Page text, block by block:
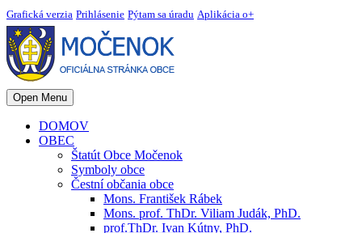
Grafická verzia Prihlásenie Pýtam sa úradu Aplikácia o+
Open Menu
DOMOV
OBEC
Štatút Obce Močenok
Symboly obce
Čestní občania obce
Mons. František Rábek
Mons. prof. ThDr. Viliam Judák, PhD.
prof.ThDr. Ivan Kútny, PhD.